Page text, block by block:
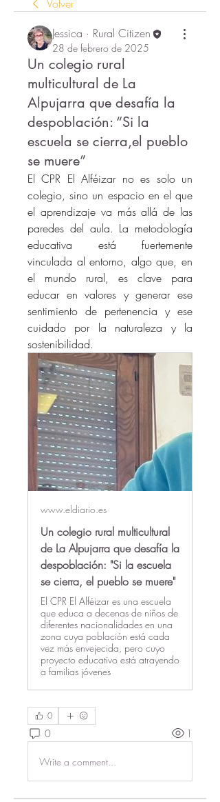
Volver
Jessica · Rural Citizen
28 de febrero de 2025
Un colegio rural
multicultural de La
Alpujarra que desafía la
despoblación: “Si la
escuela se cierra,el pueblo
se muere”
El CPR El Alféizar no es solo un
colegio, sino un espacio en el que
el aprendizaje va más allá de las
paredes del aula. La metodología
educativa está fuertemente
vinculada al entorno, algo que, en
el mundo rural, es clave para
educar en valores y generar ese
sentimiento de pertenencia y ese
cuidado por la naturaleza y la
sostenibilidad.
www.eldiario.es
Un colegio rural multicultural
de La Alpujarra que desafía la
despoblación: "Si la escuela
se cierra, el pueblo se muere"
El CPR El Alféizar es una escuela
que educa a decenas de niños de
diferentes nacionalidades en una
zona cuya población está cada
vez más envejecida, pero cuyo
proyecto educativo está atrayendo
a familias jóvenes
0
0 1
Write a comment...